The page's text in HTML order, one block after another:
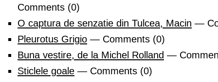
Comments (0)
O captura de senzatie din Tulcea, Macin —
Pleurotus Grigio — Comments (0)
Buna vestire, de la Michel Rolland —
Sticlele goale — Comments (0)